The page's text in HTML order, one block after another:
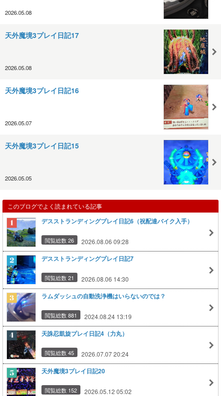
2026.05.08
天外魔境3プレイ日記17
2026.05.08
天外魔境3プレイ日記16
2026.05.07
天外魔境3プレイ日記15
2026.05.05
このブログでよく読まれている記事
デスストランディングプレイ日記6（祝配達バイク入手）
閲覧総数 26 2026.08.06 09:28
デスストランディングプレイ日記7
閲覧総数 21 2026.08.06 14:30
ラムダッシュの自動洗浄機はいらないのでは？
閲覧総数 881 2024.08.24 13:19
天誅忍凱旋プレイ日記4（力丸）
閲覧総数 45 2026.07.07 20:24
天外魔境3プレイ日記20
閲覧総数 152 2026.05.12 05:02